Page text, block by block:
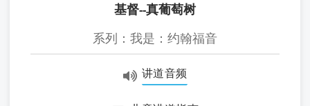
基督--真葡萄树
系列：我是：约翰福音
讲道音频